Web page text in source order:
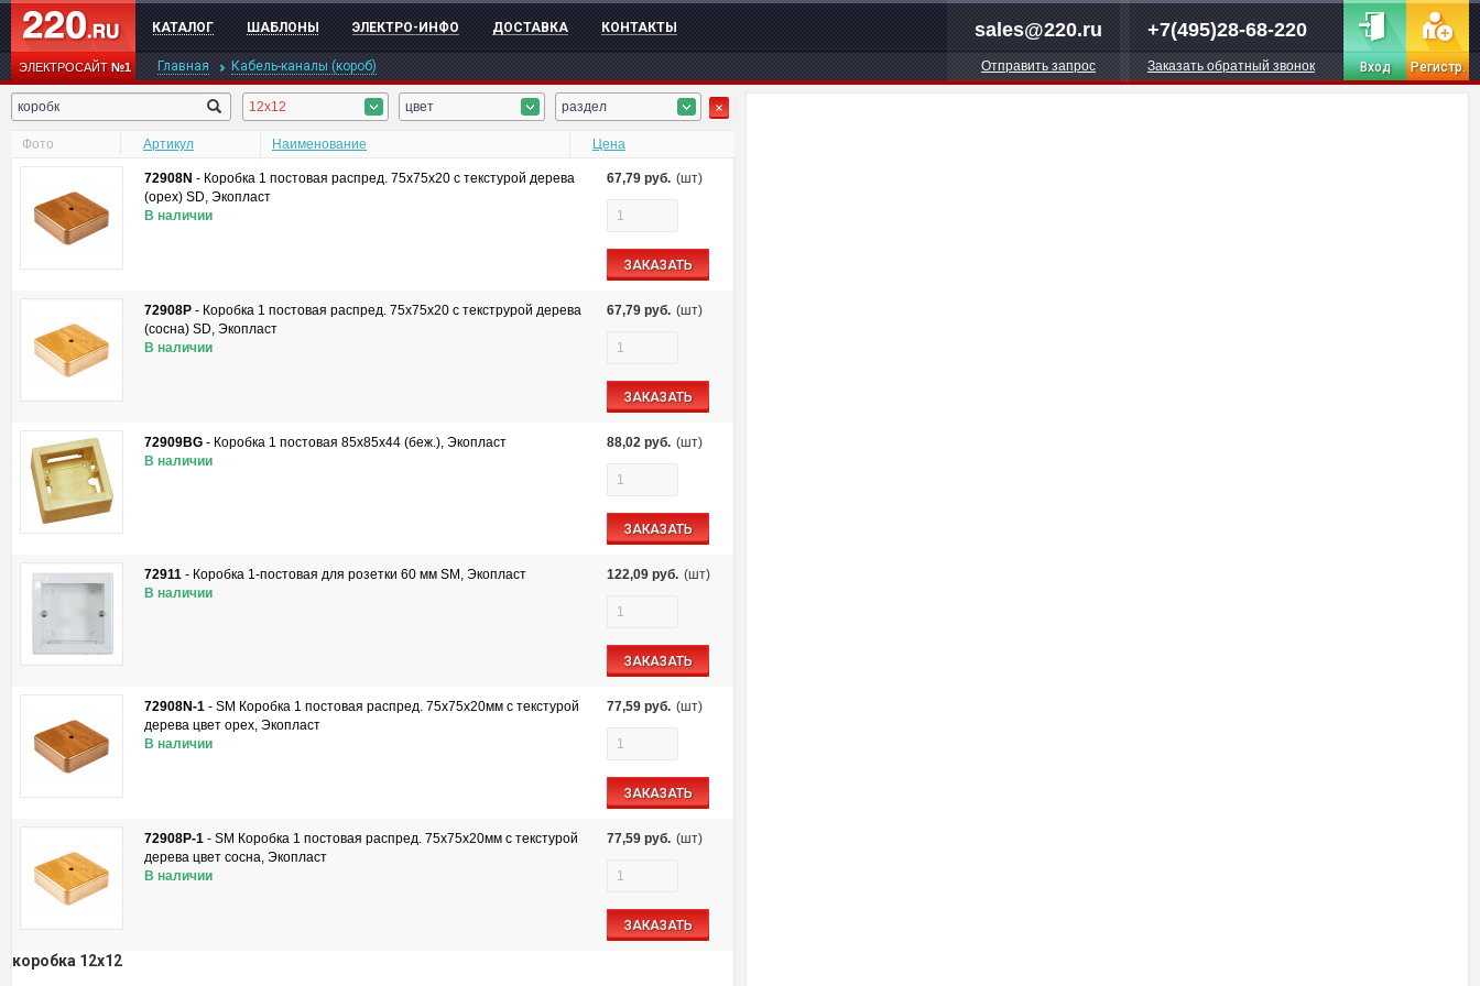
ЭЛЕКТРОСАЙТ№1
КАТАЛОГ ШАБЛОНЫ ЭЛЕКТРО-ИНФО ДОСТАВКА КОНТАКТЫ sales@220.ru
Отправить запрос
+7(495)28-68-220
Заказать обратный звонок Вход Регистр.
Главная Кабель-каналы (короб)
12x12 цвет раздел
Фото Артикул Наименование Цена
72908N - Коробка 1 постовая распред. 75х75х20 c текстурой дерева
(орех) SD, Экопласт
В наличии
67,79 руб. (шт)
ЗАКАЗАТЬ
72908P - Коробка 1 постовая распред. 75х75х20 c текструрой дерева
(сосна) SD, Экопласт
В наличии
67,79 руб. (шт)
ЗАКАЗАТЬ
72909BG - Коробка 1 постовая 85х85х44 (беж.), Экопласт
В наличии
88,02 руб. (шт)
ЗАКАЗАТЬ
72911 - Коробка 1-постовая для розетки 60 мм SM, Экопласт
В наличии
122,09 руб. (шт)
ЗАКАЗАТЬ
72908N-1 - SM Коробка 1 постовая распред. 75х75х20мм c текстурой
дерева цвет орех, Экопласт
В наличии
77,59 руб. (шт)
ЗАКАЗАТЬ
72908P-1 - SM Коробка 1 постовая распред. 75х75х20мм c текстурой
дерева цвет сосна, Экопласт
В наличии
77,59 руб. (шт)
ЗАКАЗАТЬ
коробка 12x12